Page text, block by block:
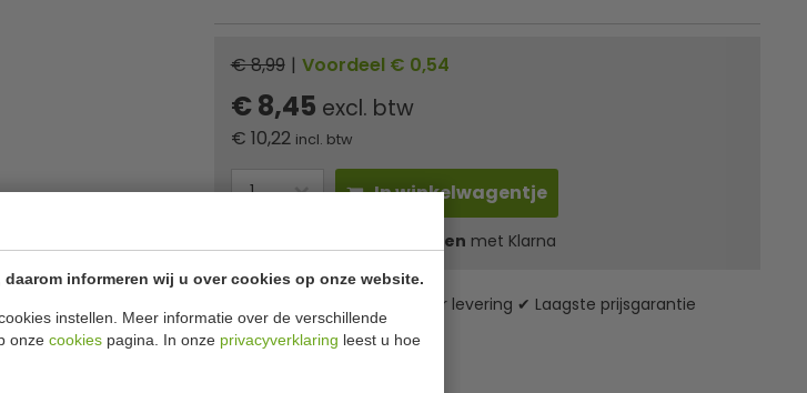
informeren wij u over cookies op onze website.
instellen. Meer informatie over de verschillende
onze cookies pagina. In onze privacyverklaring leest u hoe
€ 8,99 | Voordeel € 0,54
€ 8,45 excl. btw
€ 10,22 incl. btw
In winkelwagentje
in 3 termijnen met Klarna
✔ Gratis verzending* ✔ 24 uur levering ✔ Laagste prijsgarantie